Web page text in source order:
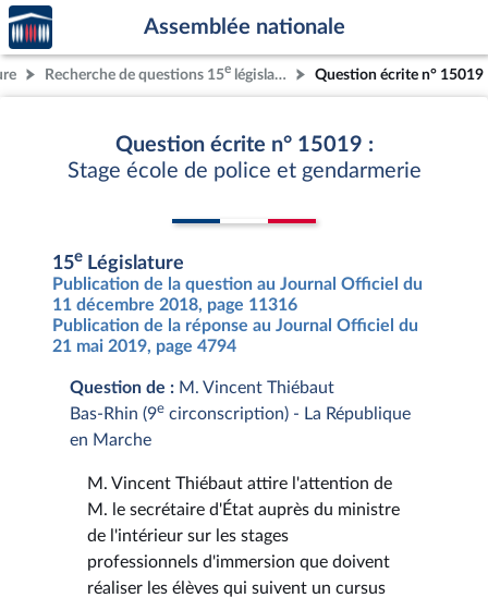
Aller au contenu
Aller en bas de la page
Accèder
à la
page
d'accueil
Assemblée nationale
Recherche de questions 15e législature Question écrite n° 15019
Question écrite n° 15019 :
Stage école de police et gendarmerie
15e Législature
Publication de la question au Journal Officiel du
11 décembre 2018, page 11316
Publication de la réponse au Journal Officiel du
21 mai 2019, page 4794
Question de : M. Vincent Thiébaut
Bas-Rhin (9e circonscription) - La République
en Marche
M. Vincent Thiébaut attire l'attention de
M. le secrétaire d'État auprès du ministre
de l'intérieur sur les stages
professionnels d'immersion que doivent
réaliser les élèves qui suivent un cursus